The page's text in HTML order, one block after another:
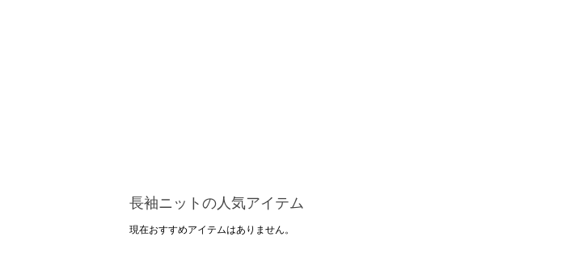
長袖ニットの人気アイテム
現在おすすめアイテムはありません。